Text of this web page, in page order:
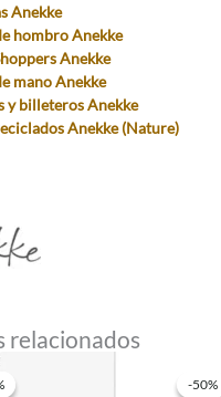
Anekke
hombro Anekke
Anekke
mano Anekke
y billeteros Anekke
Anekke (Nature)
relacionados
-50%
-50%